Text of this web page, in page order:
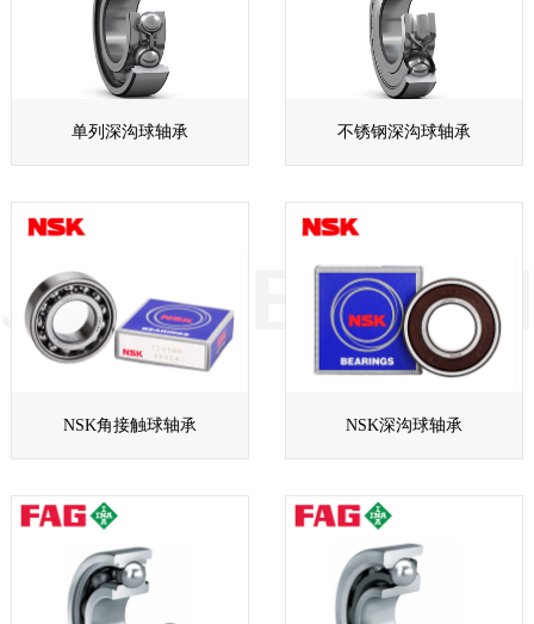
单列深沟球轴承 不锈钢深沟球轴承
NSK角接触球轴承 NSK深沟球轴承